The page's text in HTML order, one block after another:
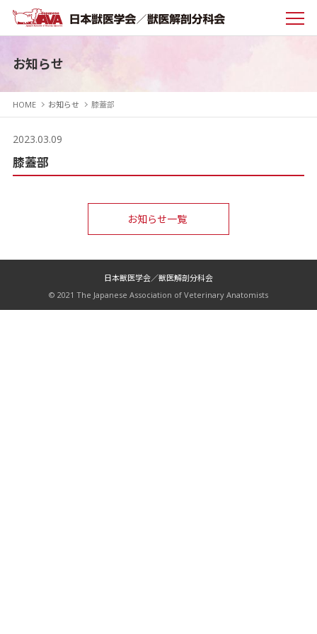
お知らせ
HOME お知らせ 膝蓋部
2023.03.09
膝蓋部
お知らせ一覧
日本獣医学会／獣医解剖分科会
© 2021 The Japanese Association of Veterinary Anatomists